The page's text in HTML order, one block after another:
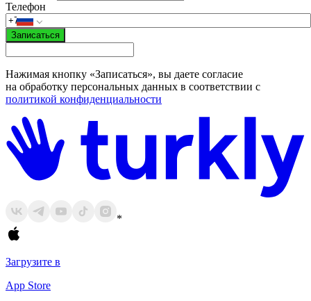
Телефон
Записаться
Нажимая кнопку «Записаться», вы даете согласие
на обработку персональных данных в соответствии с
политикой конфиденциальности
*
Загрузите в
App Store